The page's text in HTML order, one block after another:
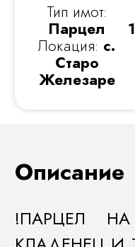
Тип имот:
Парцел
Локация: с.
Старо
Железаре
Описание
!ПАРЦЕЛ